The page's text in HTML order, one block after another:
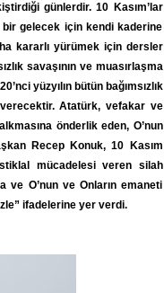
günlerdir. 10 Kasım’lar
gelecek için kendi kaderine
kararlı yürümek için dersler
savaşının ve muasırlaşma
yüzyılın bütün bağımsızlık
Atatürk, vefakar ve
önderlik eden, O’nun
Recep Konuk, 10 Kasım
mücadelesi veren silah
ve O’nun ve Onların emaneti
ifadelerine yer verdi.